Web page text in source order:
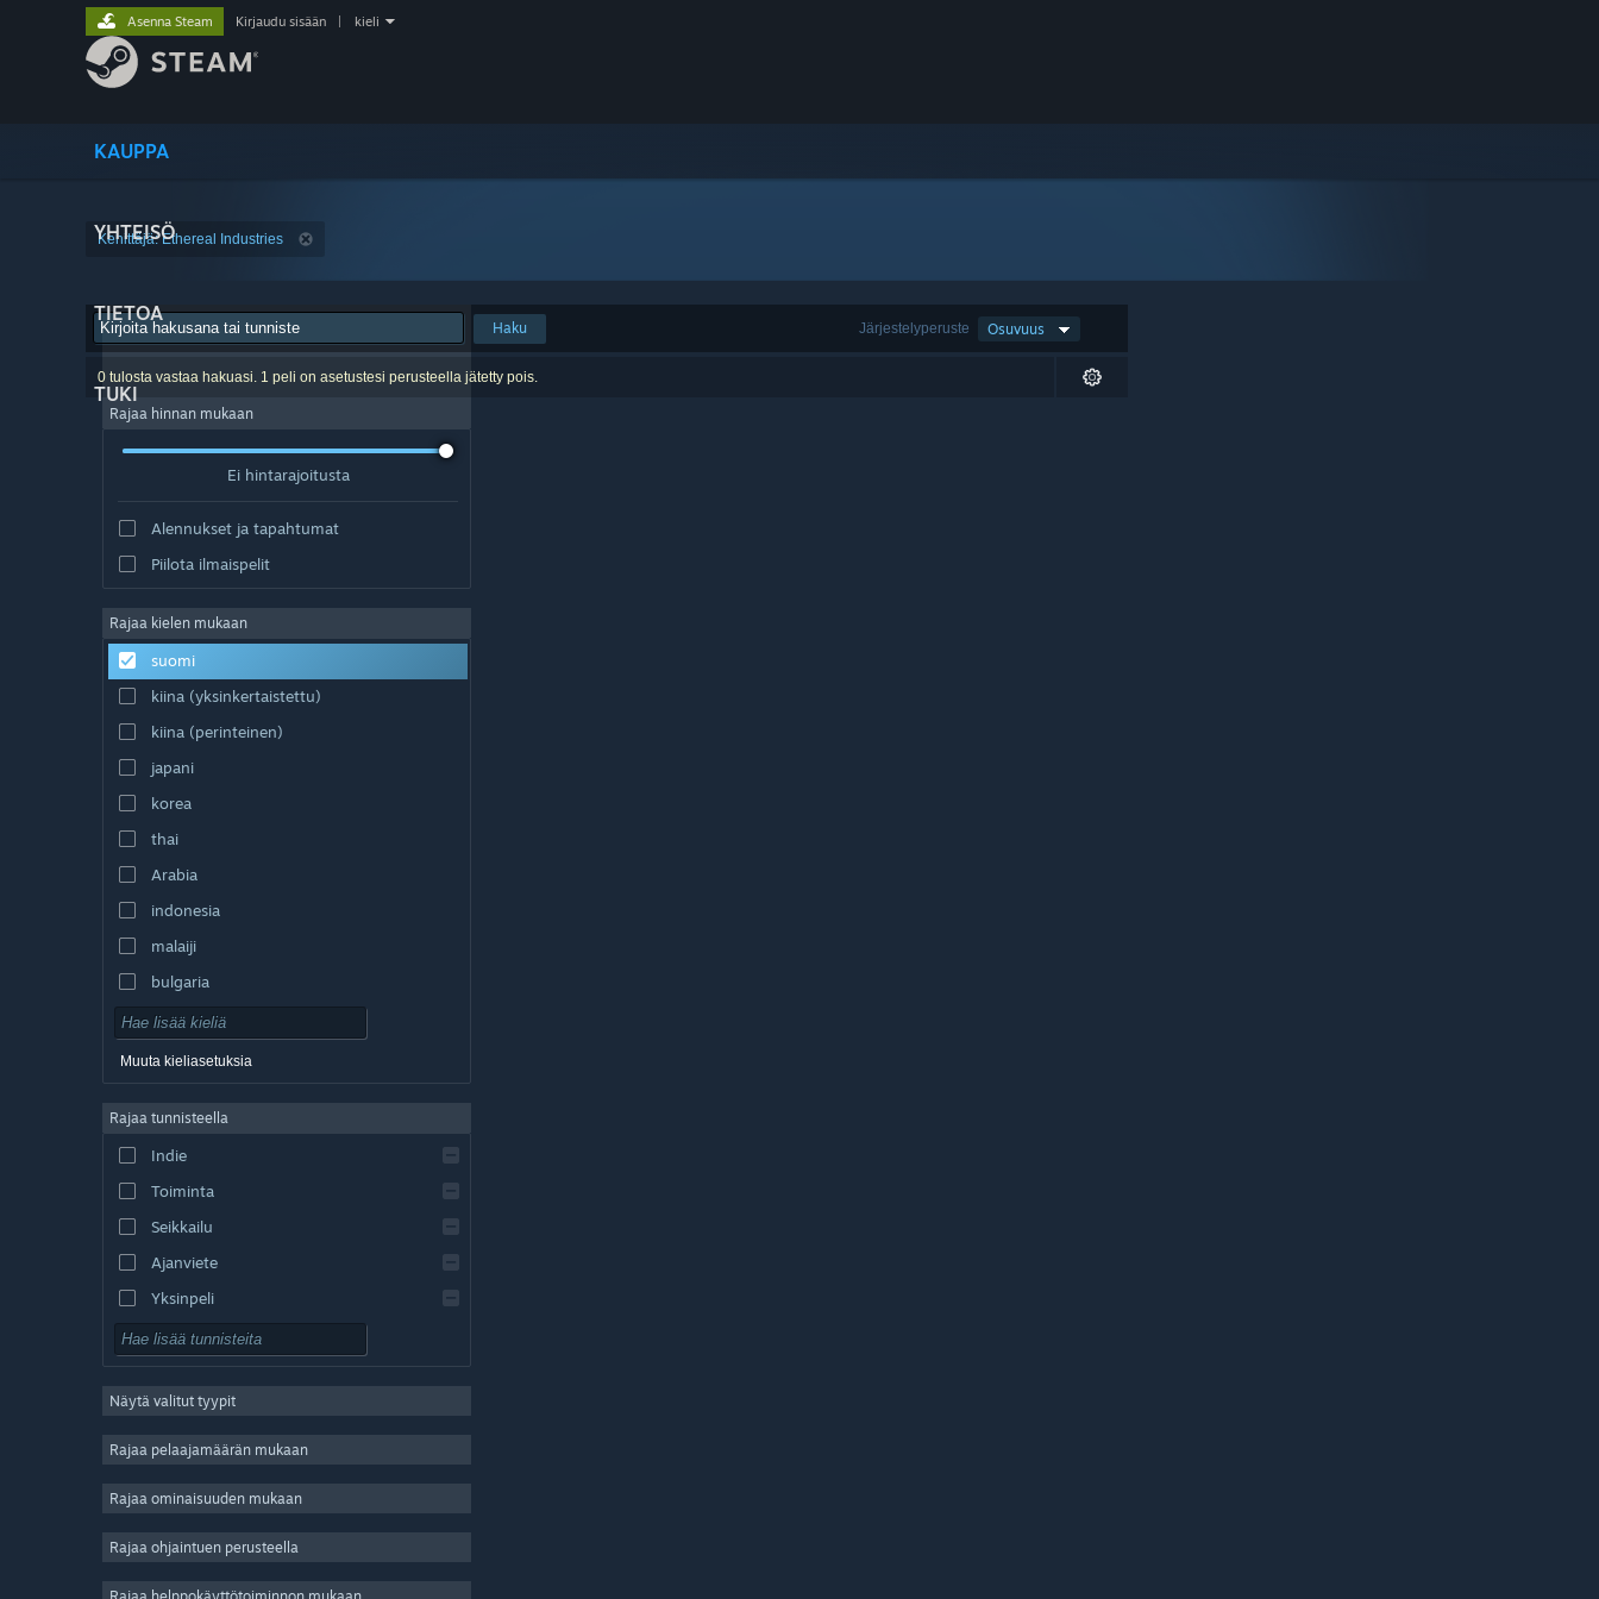
KAUPPA
YHTEISÖ
TIETOA
TUKI
Asenna Steam Kirjaudu sisään kieli
Kehittäjä: Ethereal Industries
Järjestelyperuste Osuvuus
Haku
0 tulosta vastaa hakuasi. 1 peli on asetustesi perusteella jätetty pois.
Rajaa hinnan mukaan
Ei hintarajoitusta
Alennukset ja tapahtumat
Piilota ilmaispelit
Rajaa kielen mukaan
suomi
kiina (yksinkertaistettu)
kiina (perinteinen)
japani
korea
thai
Arabia
indonesia
malaiji
bulgaria
tšekki
tanska
englanti
espanja – Espanja
espanja – Lat. Am.
Muuta kieliasetuksia
Rajaa tunnisteella
Indie
Toiminta
Seikkailu
Ajanviete
Yksinpeli
Simulaatio
Strategia
2D
Pelaa ilmaiseksi
Näytä valitut tyypit
Rajaa pelaajamäärän mukaan
Rajaa ominaisuuden mukaan
Rajaa ohjaintuen perusteella